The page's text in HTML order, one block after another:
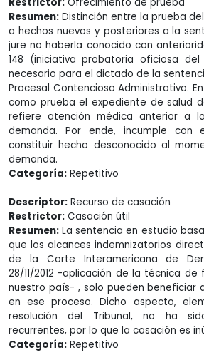
Resumen: Distinción entre la prueba
a hechos nuevos y posteriores a la
jure no haberla conocido con
148 (iniciativa probatoria oficiosa del
necesario para el dictado de la
Procesal Contencioso Administrativo.
como prueba el expediente de salud
refiere atención médica anterior a
demanda. Por ende, incumple con
constituir hecho desconocido al
demanda.
Categoría: Repetitivo
Descriptor: Recurso de casación
Restrictor: Casación útil
Resumen: La sentencia en estudio
que los alcances indemnizatorios
de la Corte Interamericana de
28/11/2012 -aplicación de la técnica
nuestro país- , solo pueden beneficiar
en ese proceso. Dicho aspecto,
resolución del Tribunal, no ha
recurrentes, por lo que la casación es
Categoría: Repetitivo